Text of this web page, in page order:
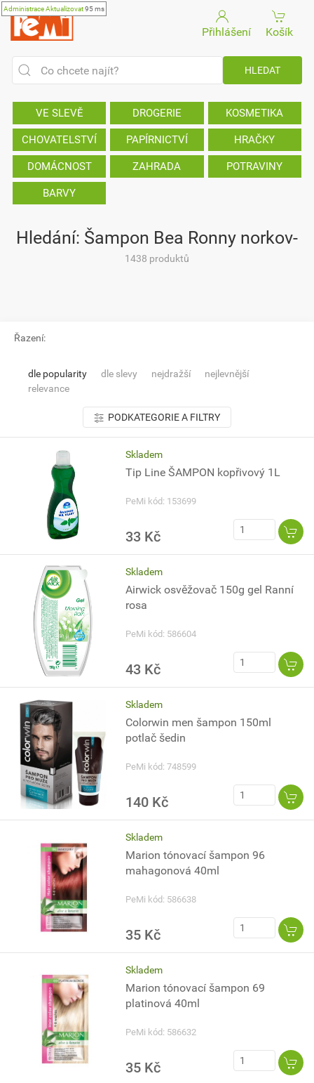
AdministraceAktualizovat95 ms
Přihlášení Košík
VE SLEVĚ DROGERIE KOSMETIKA
CHOVATELSTVÍ PAPÍRNICTVÍ HRAČKY
DOMÁCNOST ZAHRADA POTRAVINY
BARVY
Hledání: Šampon Bea Ronny norkov-
1438 produktů
Řazení:
dle popularity dle slevy nejdražší
nejlevnější
relevance
PODKATEGORIE A FILTRY
Skladem
Tip Line ŠAMPON kopřivový 1L
PeMi kód: 153699
33 Kč
Skladem
Airwick osvěžovač 150g gel Ranní
rosa
PeMi kód: 586604
43 Kč
Skladem
Colorwin men šampon 150ml
potlač šedin
PeMi kód: 748599
140 Kč
Skladem
Marion tónovací šampon 96
mahagonová 40ml
PeMi kód: 586638
35 Kč
Skladem
Marion tónovací šampon 69
platinová 40ml
PeMi kód: 586632
35 Kč